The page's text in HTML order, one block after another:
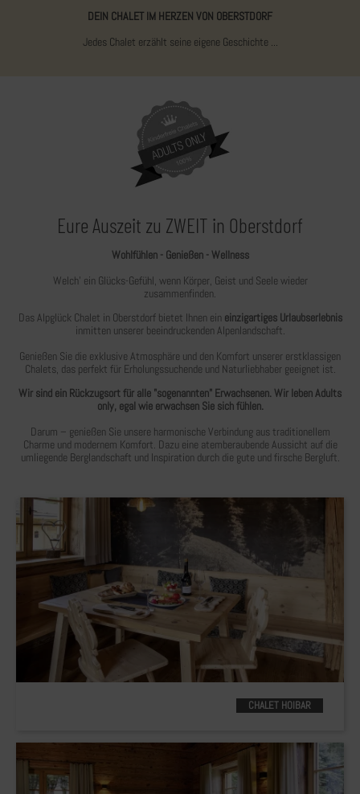
DEIN CHALET IM HERZEN VON OBERSTDORF
Jedes Chalet erzählt seine eigene Geschichte ...
Eure Auszeit zu ZWEIT in Oberstdorf
Wohlfühlen - Genießen - Wellness
Welch' ein Glücks-Gefühl, wenn Körper, Geist und Seele wieder
zusammenfinden.
Das Alpglück Chalet in Oberstdorf bietet Ihnen ein einzigartiges Urlaubserlebnis
inmitten unserer beeindruckenden Alpenlandschaft.
Genießen Sie die exklusive Atmosphäre und den Komfort unserer erstklassigen
Chalets, das perfekt für Erholungssuchende und Naturliebhaber geeignet ist.
Wir sind ein Rückzugsort für alle "sogenannten" Erwachsenen. Wir leben Adults
only, egal wie erwachsen Sie sich fühlen.
Darum – genießen Sie unsere harmonische Verbindung aus traditionellem
Charme und modernem Komfort. Dazu eine atemberaubende Aussicht auf die
umliegende Berglandschaft und Inspiration durch die gute und firsche Bergluft.
CHALET HOIBAR